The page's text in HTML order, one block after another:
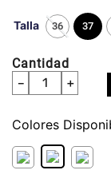
Talla 36 37
Cantidad
＋
－
Colores